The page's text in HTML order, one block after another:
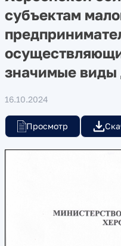
субъектам
значимые виды
16.10.2024
Просмотр